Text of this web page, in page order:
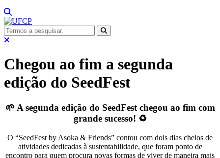
Chegou ao fim a segunda
edição do SeedFest
🌱 A segunda edição do SeedFest chegou ao fim com
grande sucesso! ♻️
O “SeedFest by Asoka & Friends” contou com dois dias cheios de
atividades dedicadas à sustentabilidade, que foram ponto de
encontro para quem procura novas formas de viver de maneira mais